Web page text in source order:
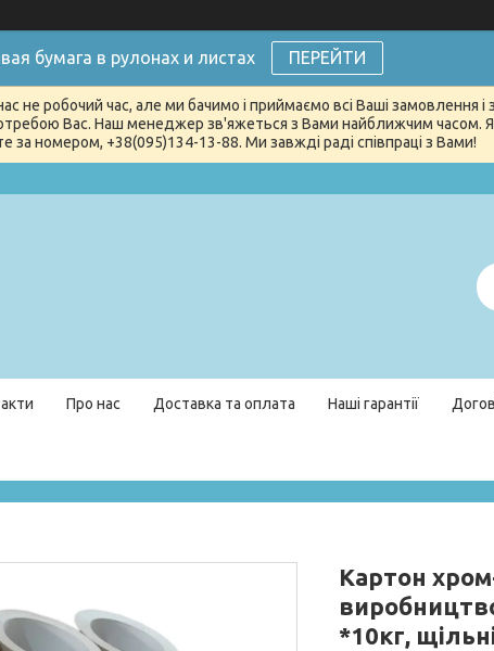
бумага в рулонах и листах ПЕРЕЙТИ
не робочий час, але ми бачимо і приймаємо всі Ваші
Вас. Наш менеджер зв'яжеться з Вами найближчим часом.
за номером, +38(095)134-13-88. Ми завжді раді співпраці з Вами!
Про нас Доставка та оплата Наші гарантії
Картон
*10кг,